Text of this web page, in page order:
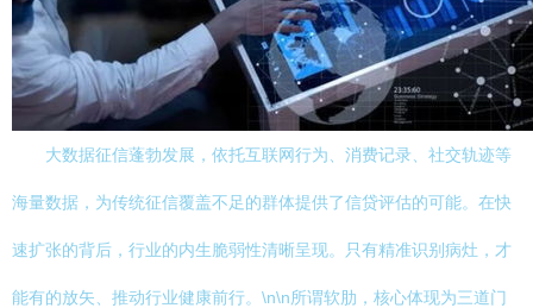
大数据征信蓬勃发展，依托互联网行为、消费记录、社交轨迹等
海量数据，为传统征信覆盖不足的群体提供了信贷评估的可能。在快
速扩张的背后，行业的内生脆弱性清晰呈现。只有精准识别病灶，才
能有的放矢、推动行业健康前行。\n\n所谓软肋，核心体现为三道门